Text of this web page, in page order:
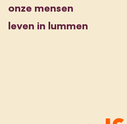
onze mensen
leven in lummen